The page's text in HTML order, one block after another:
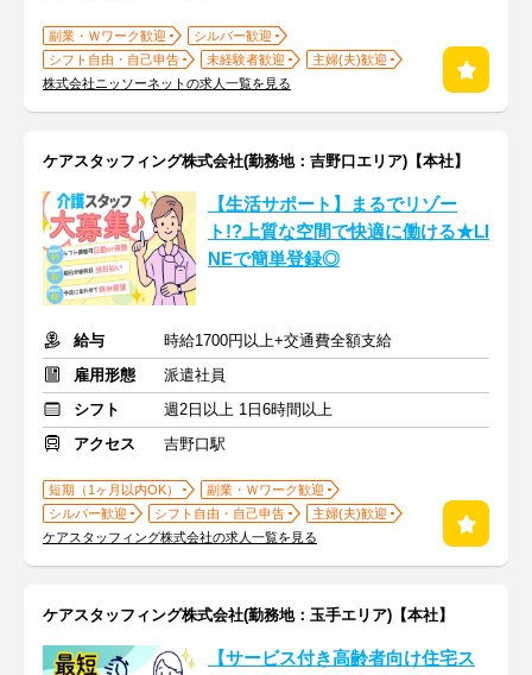
副業・Ｗワーク歓迎
シルバー歓迎
シフト自由・自己申告
未経験者歓迎
主婦(夫)歓迎
株式会社ニッソーネットの求人一覧を見る
ケアスタッフィング株式会社(勤務地：吉野口エリア)【本社】
【生活サポート】まるでリゾー
ト!?上質な空間で快適に働ける★LI
NEで簡単登録◎
給与
時給1700円以上+交通費全額支給
雇用形態
派遣社員
シフト
週2日以上 1日6時間以上
アクセス
吉野口駅
短期（1ヶ月以内OK）
副業・Ｗワーク歓迎
シルバー歓迎
シフト自由・自己申告
主婦(夫)歓迎
ケアスタッフィング株式会社の求人一覧を見る
ケアスタッフィング株式会社(勤務地：玉手エリア)【本社】
【サービス付き高齢者向け住宅ス